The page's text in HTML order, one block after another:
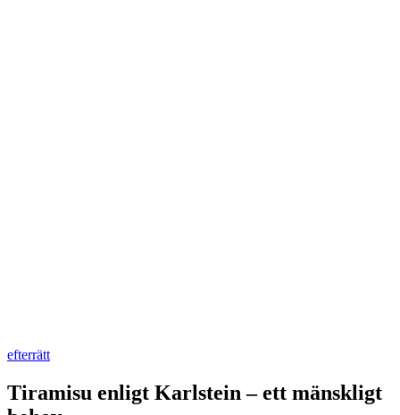
efterrätt
Tiramisu enligt Karlstein – ett mänskligt